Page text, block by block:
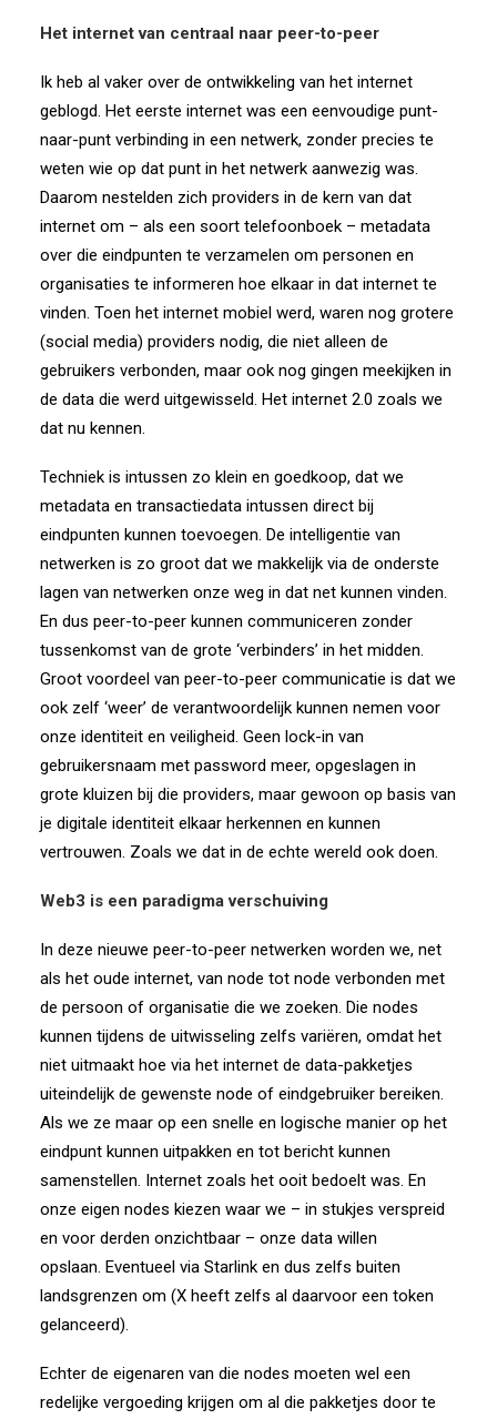
Het internet van centraal naar peer-to-peer
Ik heb al vaker over de ontwikkeling van het internet
geblogd. Het eerste internet was een eenvoudige punt-
naar-punt verbinding in een netwerk, zonder precies te
weten wie op dat punt in het netwerk aanwezig was.
Daarom nestelden zich providers in de kern van dat
internet om – als een soort telefoonboek – metadata
over die eindpunten te verzamelen om personen en
organisaties te informeren hoe elkaar in dat internet te
vinden. Toen het internet mobiel werd, waren nog grotere
(social media) providers nodig, die niet alleen de
gebruikers verbonden, maar ook nog gingen meekijken in
de data die werd uitgewisseld. Het internet 2.0 zoals we
dat nu kennen.
Techniek is intussen zo klein en goedkoop, dat we
metadata en transactiedata intussen direct bij
eindpunten kunnen toevoegen. De intelligentie van
netwerken is zo groot dat we makkelijk via de onderste
lagen van netwerken onze weg in dat net kunnen vinden.
En dus peer-to-peer kunnen communiceren zonder
tussenkomst van de grote ‘verbinders’ in het midden.
Groot voordeel van peer-to-peer communicatie is dat we
ook zelf ‘weer’ de verantwoordelijk kunnen nemen voor
onze identiteit en veiligheid. Geen lock-in van
gebruikersnaam met password meer, opgeslagen in
grote kluizen bij die providers, maar gewoon op basis van
je digitale identiteit elkaar herkennen en kunnen
vertrouwen. Zoals we dat in de echte wereld ook doen.
Web3 is een paradigma verschuiving
In deze nieuwe peer-to-peer netwerken worden we, net
als het oude internet, van node tot node verbonden met
de persoon of organisatie die we zoeken. Die nodes
kunnen tijdens de uitwisseling zelfs variëren, omdat het
niet uitmaakt hoe via het internet de data-pakketjes
uiteindelijk de gewenste node of eindgebruiker bereiken.
Als we ze maar op een snelle en logische manier op het
eindpunt kunnen uitpakken en tot bericht kunnen
samenstellen. Internet zoals het ooit bedoelt was. En
onze eigen nodes kiezen waar we – in stukjes verspreid
en voor derden onzichtbaar – onze data willen
opslaan. Eventueel via Starlink en dus zelfs buiten
landsgrenzen om (X heeft zelfs al daarvoor een token
gelanceerd).
Echter de eigenaren van die nodes moeten wel een
redelijke vergoeding krijgen om al die pakketjes door te